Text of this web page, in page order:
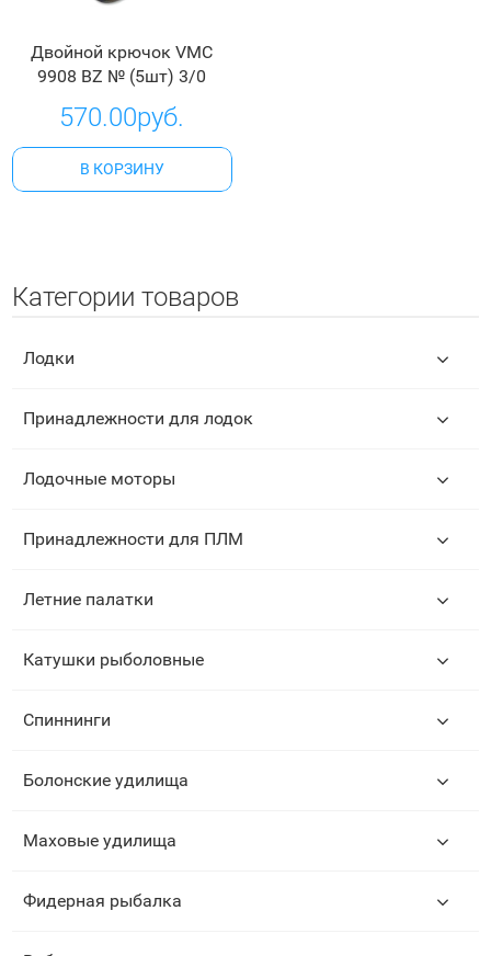
Двойной крючок VMC
9908 BZ № (5шт) 3/0
570.00руб.
В КОРЗИНУ
Категории товаров
Лодки
Принадлежности для лодок
Лодочные моторы
Принадлежности для ПЛМ
Летние палатки
Катушки рыболовные
Спиннинги
Болонские удилища
Маховые удилища
Фидерная рыбалка